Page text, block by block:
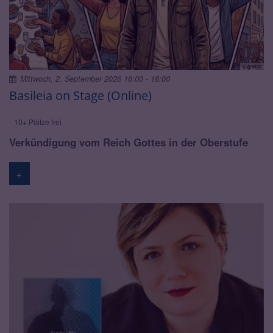
© gemini
Basileia on Stage (Online)
10+ Plätze frei
Mittwoch, 2. September 2026 16:00 - 18:00
Verkündigung vom Reich Gottes in der Oberstufe
+